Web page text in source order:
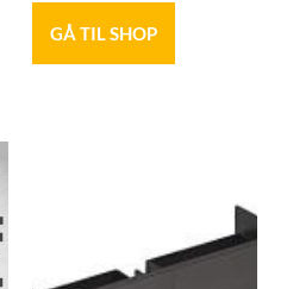
GÅ TIL SHOP